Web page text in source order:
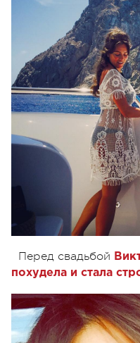
Перед свадьбой
похудела и стала